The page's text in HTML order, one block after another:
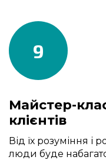
9
Майстер-
клієнтів
Від їх розуміння і
люди буде